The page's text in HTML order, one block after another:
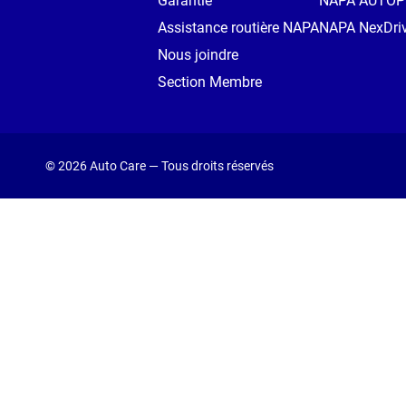
Assistance routière NAPA
Nous joindre
Section Membre
NAPA
© 2026 Auto Care — Tous droits réservés